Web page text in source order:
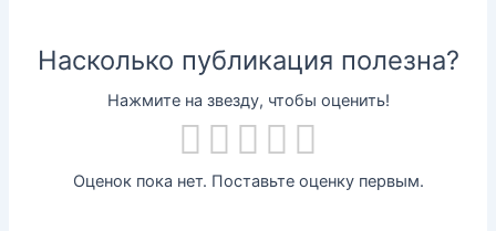
Насколько публикация полезна?
Нажмите на звезду, чтобы оценить!
Оценок пока нет. Поставьте оценку первым.